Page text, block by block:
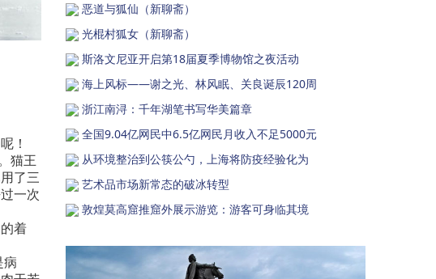
！
猫王
了三
一次
着
恶道与狐仙（新聊斋）
光棍村狐女（新聊斋）
斯洛文尼亚开启第18届夏季博物馆之夜活动
海上风标——谢之光、林风眠、关良诞辰120周
浙江南浔：千年湖笔书写华美篇章
全国9.04亿网民中6.5亿网民月收入不足5000元
从环境整治到公筷公勺，上海将防疫经验化为
艺术品市场新常态的破冰转型
敦煌莫高窟推窟外展示游览：游客可身临其境